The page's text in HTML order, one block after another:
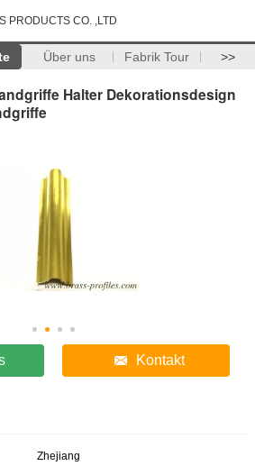
PRODUCTS CO. ,LTD
Über uns Fabrik Tour >>
Halter Dekorationsdesign
Kontakt
Zhejiang